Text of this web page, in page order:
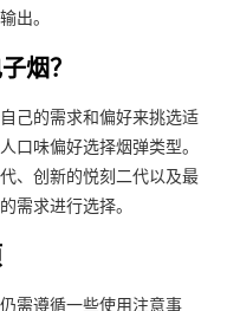
出。
烟？
己的需求和偏好来挑选适
口味偏好选择烟弹类型。
、创新的悦刻二代以及最
需求进行选择。
需遵循一些使用注意事